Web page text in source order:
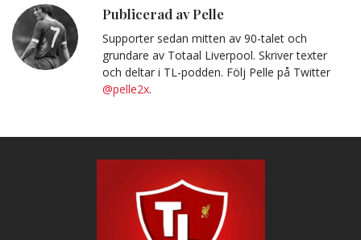
Publicerad av Pelle
Supporter sedan mitten av 90-talet och
grundare av Totaal Liverpool. Skriver texter
och deltar i TL-podden. Följ Pelle på Twitter
@pelle2x.